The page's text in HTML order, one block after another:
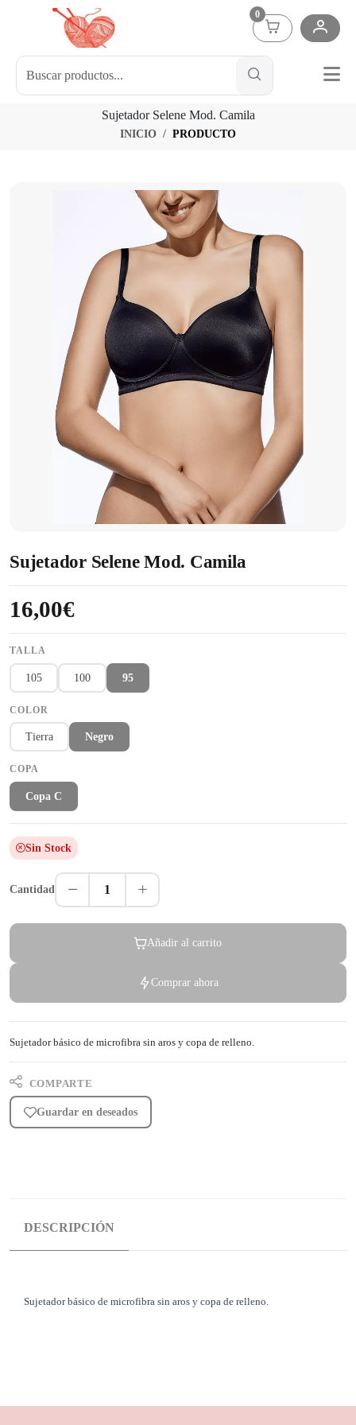
0
Sujetador Selene Mod. Camila
INICIO PRODUCTO
Sujetador Selene Mod. Camila
16,00€
TALLA
105 100 95
COLOR
Tierra Negro
COPA
Copa C
Sin Stock
Cantidad 1
Añadir al carrito
Comprar ahora
Sujetador básico de microfibra sin aros y copa de relleno.
COMPARTE
Guardar en deseados
DESCRIPCIÓN
Sujetador básico de microfibra sin aros y copa de relleno.